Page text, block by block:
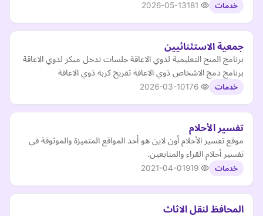
خدمات 2026-05-13
جمعية الاستثنائيين
برنامج المنح التعليمية لذوي الاعاقة جلسات تدخل مبكر لذوي الاعاقة
برنامج دمج الاشخاص ذوي الاعاقة تفريج كربة ذوي الاعاقة
خدمات 2026-03-10
تفسير الأحلام
موقع تفسير الأحلام أون لاين هو أحد المواقع المتميزة والموثوقة في
تفسير أحلام القراء والمتابعين.
خدمات 2021-04-01
المحافظ لنقل الاثاث